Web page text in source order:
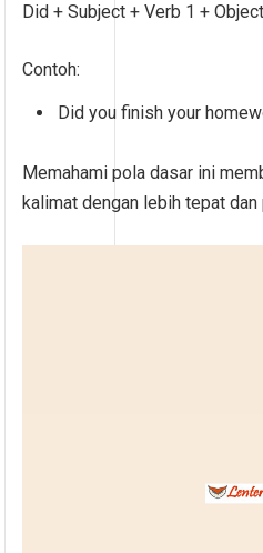
Did + Subject + Verb 1 +
Contoh:
Did you finish your
Memahami pola dasar ini
kalimat dengan lebih tepat dan